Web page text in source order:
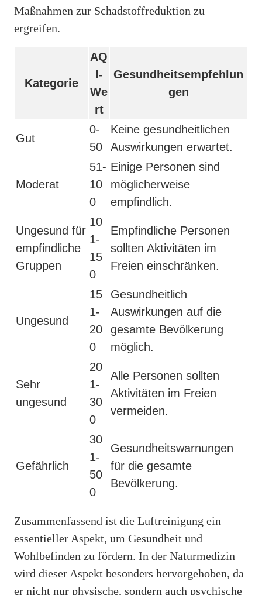
Maßnahmen zur Schadstoffreduktion zu
ergreifen.
Kategorie
AQ
I-
We
rt
Gesundheitsempfehlun
gen
Gut
0-
50
Keine gesundheitlichen
Auswirkungen erwartet.
Moderat
51-
10
0
Einige Personen sind
möglicherweise
empfindlich.
Ungesund für
empfindliche
Gruppen
10
1-
15
0
Empfindliche Personen
sollten Aktivitäten im
Freien einschränken.
Ungesund
15
1-
20
0
Gesundheitlich
Auswirkungen auf die
gesamte Bevölkerung
möglich.
Sehr
ungesund
20
1-
30
0
Alle Personen sollten
Aktivitäten im Freien
vermeiden.
Gefährlich
30
1-
50
0
Gesundheitswarnungen
für die gesamte
Bevölkerung.
Zusammenfassend ist die Luftreinigung ein
essentieller Aspekt, um Gesundheit und
Wohlbefinden zu fördern. In der Naturmedizin
wird dieser Aspekt besonders hervorgehoben, da
er nicht nur physische, sondern auch psychische